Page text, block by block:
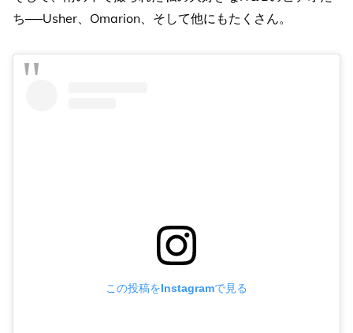
ち──Usher、Omarion、そして他にもたくさん。
この投稿をInstagramで見る